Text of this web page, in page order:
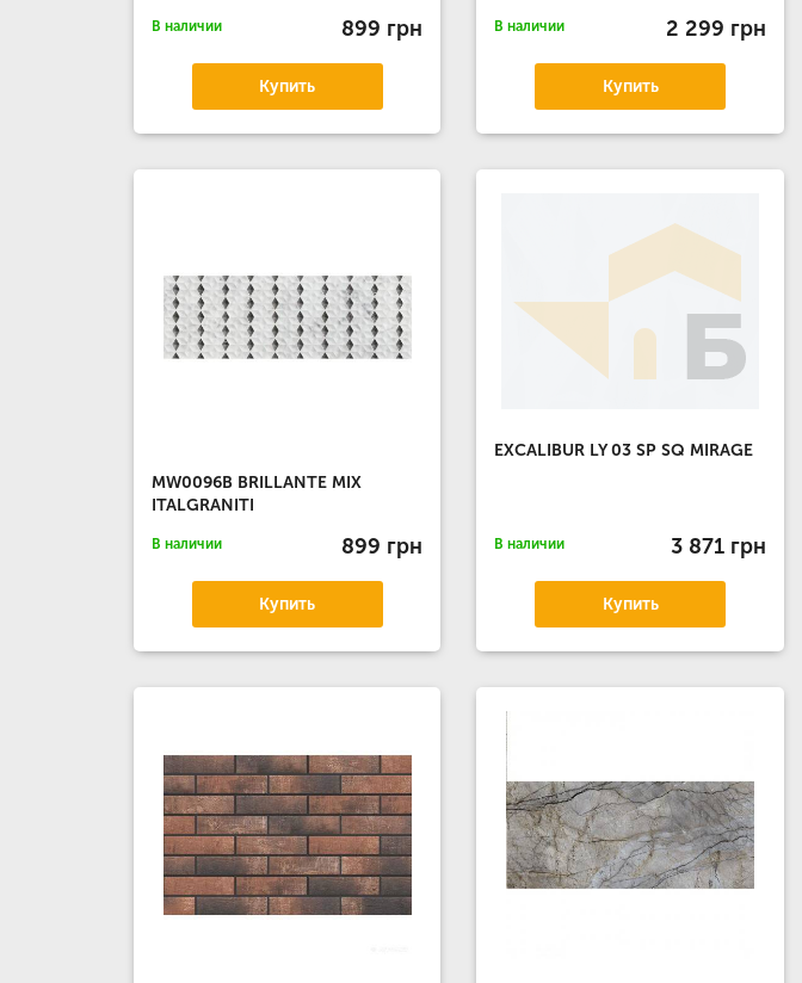
В наличии 899 грн
Купить
В наличии 2 299 грн
Купить
MW0096B BRILLANTE MIX
ITALGRANITI
В наличии 899 грн
Купить
EXCALIBUR LY 03 SP SQ MIRAGE
В наличии 3 871 грн
Купить